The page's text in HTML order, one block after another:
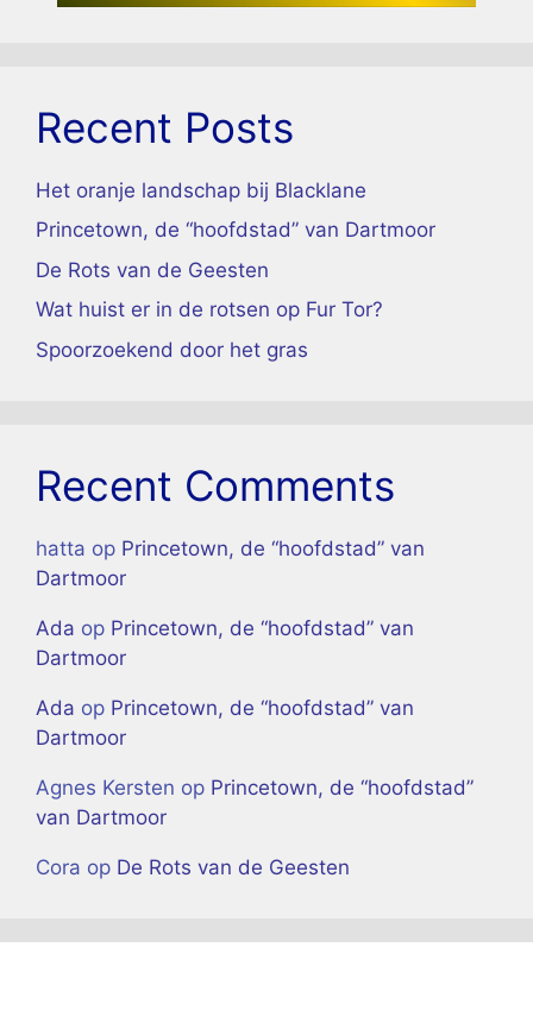
Recent Posts
Het oranje landschap bij Blacklane
Princetown, de “hoofdstad” van Dartmoor
De Rots van de Geesten
Wat huist er in de rotsen op Fur Tor?
Spoorzoekend door het gras
Recent Comments
hatta op Princetown, de “hoofdstad” van
Dartmoor
Ada op Princetown, de “hoofdstad” van
Dartmoor
Ada op Princetown, de “hoofdstad” van
Dartmoor
Agnes Kersten op Princetown, de “hoofdstad”
van Dartmoor
Cora op De Rots van de Geesten